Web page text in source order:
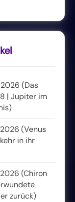
(Das
| Jupiter im
(Venus
in ihr
(Chiron
zurück)